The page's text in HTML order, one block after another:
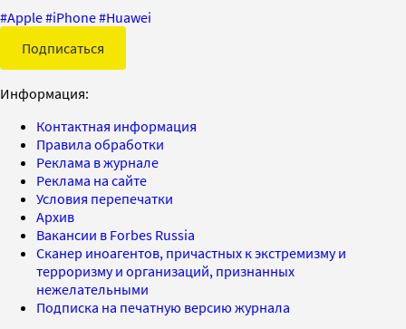
#Apple#iPhone#Huawei
Подписаться
Информация:
Контактная информация
Правила обработки
Реклама в журнале
Реклама на сайте
Условия перепечатки
Архив
Вакансии в Forbes Russia
Сканер иноагентов, причастных к экстремизму и
терроризму и организаций, признанных
нежелательными
Подписка на печатную версию журнала